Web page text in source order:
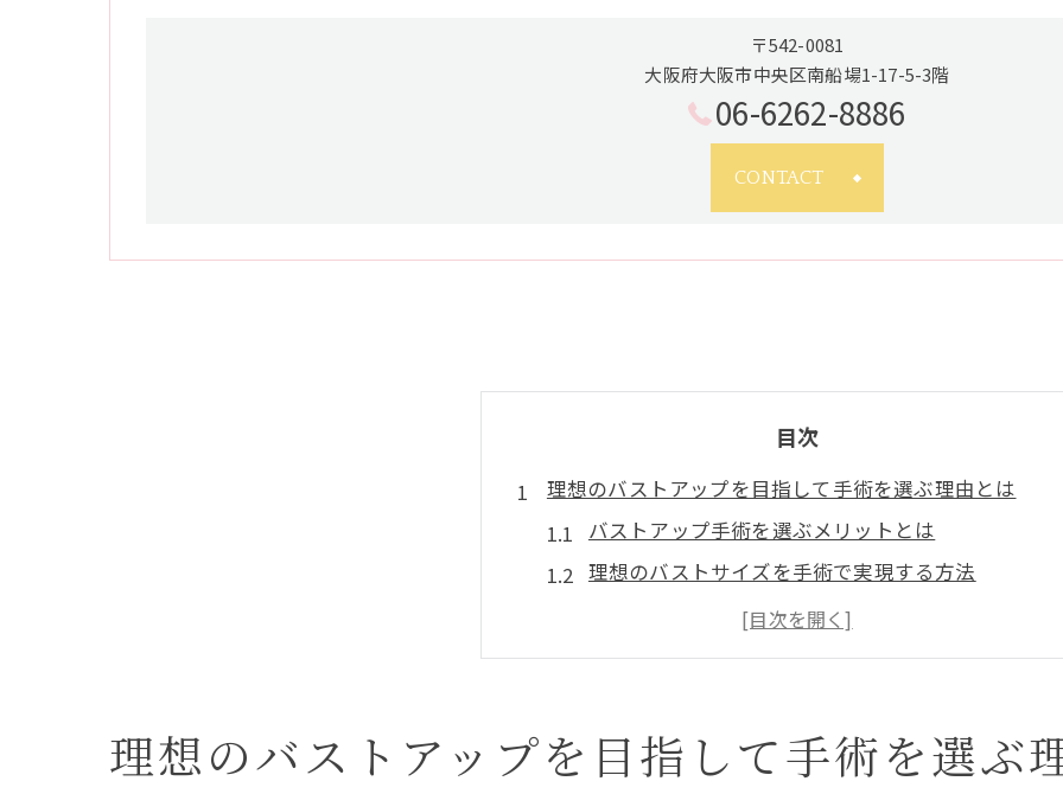
〒542-0081
大阪府大阪市中央区南船場1-17-5-3階
06-6262-8886
CONTACT
目次
理想のバストアップを目指して手術を選ぶ理由とは
バストアップ手術を選ぶメリットとは
理想のバストサイズを手術で実現する方法
手術を選ぶ際の心理的な要因
手術前に知っておくべきバストアップの知識
手術の選択によるライフスタイルの変化
バストアップ手術の流れと術前準備を詳しく解説
理想のバストアップを目指して手術を選ぶ